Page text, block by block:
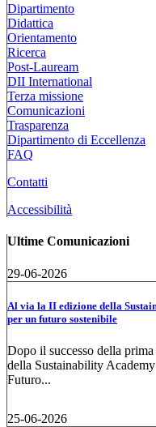
Dipartimento
Didattica
Orientamento
Ricerca
Post-Lauream
DII International
Terza missione
Comunicazioni
Trasparenza
Dipartimento di Eccellenza
FAQ
Contatti
Accessibilità
Ultime Comunicazioni
29-06-2026
Al via la II edizione della
per un futuro sostenibile
Dopo il successo della
della Sustainability
Futuro...
25-06-2026